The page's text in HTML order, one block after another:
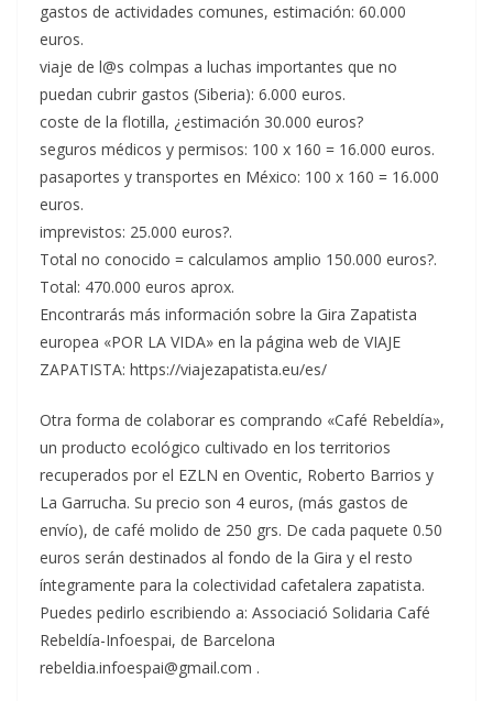
gastos de actividades comunes, estimación: 60.000
euros.
viaje de l@s colmpas a luchas importantes que no
puedan cubrir gastos (Siberia): 6.000 euros.
coste de la flotilla, ¿estimación 30.000 euros?
seguros médicos y permisos: 100 x 160 = 16.000 euros.
pasaportes y transportes en México: 100 x 160 = 16.000
euros.
imprevistos: 25.000 euros?.
Total no conocido = calculamos amplio 150.000 euros?.
Total: 470.000 euros aprox.
Encontrarás más información sobre la Gira Zapatista
europea «POR LA VIDA» en la página web de VIAJE
ZAPATISTA: https://viajezapatista.eu/es/
Otra forma de colaborar es comprando «Café Rebeldía»,
un producto ecológico cultivado en los territorios
recuperados por el EZLN en Oventic, Roberto Barrios y
La Garrucha. Su precio son 4 euros, (más gastos de
envío), de café molido de 250 grs. De cada paquete 0.50
euros serán destinados al fondo de la Gira y el resto
íntegramente para la colectividad cafetalera zapatista.
Puedes pedirlo escribiendo a: Associació Solidaria Café
Rebeldía-Infoespai, de Barcelona
rebeldia.infoespai@gmail.com .